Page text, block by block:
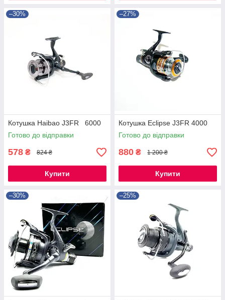
–30%
Котушка Haibao J3FR 6000
Готово до відправки
578 ₴ 824 ₴
Купити
–27%
Котушка Eclipse J3FR 4000
Готово до відправки
880 ₴ 1 200 ₴
Купити
–30% –25%